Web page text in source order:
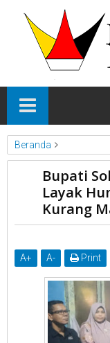
Beranda
kab Solok
News
Bupati Solok Beri
Masyarakat Kurang
Bupati
Layak
Kurang
A+ A- Print